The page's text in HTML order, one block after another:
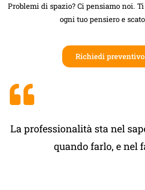
Problemi di spazio? Ci pensiamo noi.
ogni tuo pensiero e
Richiedi preventivo
La professionalità sta nel
quando farlo, e nel